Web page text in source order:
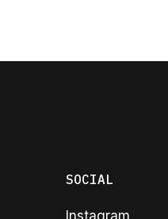
SOCIAL
Instagram